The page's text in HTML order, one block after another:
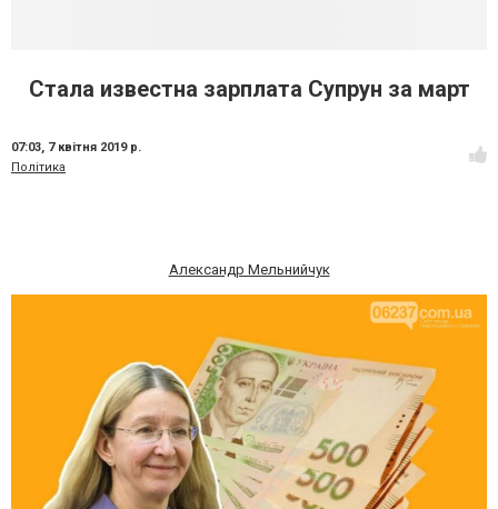
Стала известна зарплата Супрун за март
07:03, 7 квітня 2019 р.
Політика
Александр Мельнийчук